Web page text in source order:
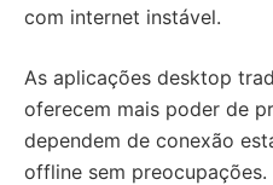
com internet instável.
As aplicações desktop
oferecem mais poder de
dependem de conexão
offline sem